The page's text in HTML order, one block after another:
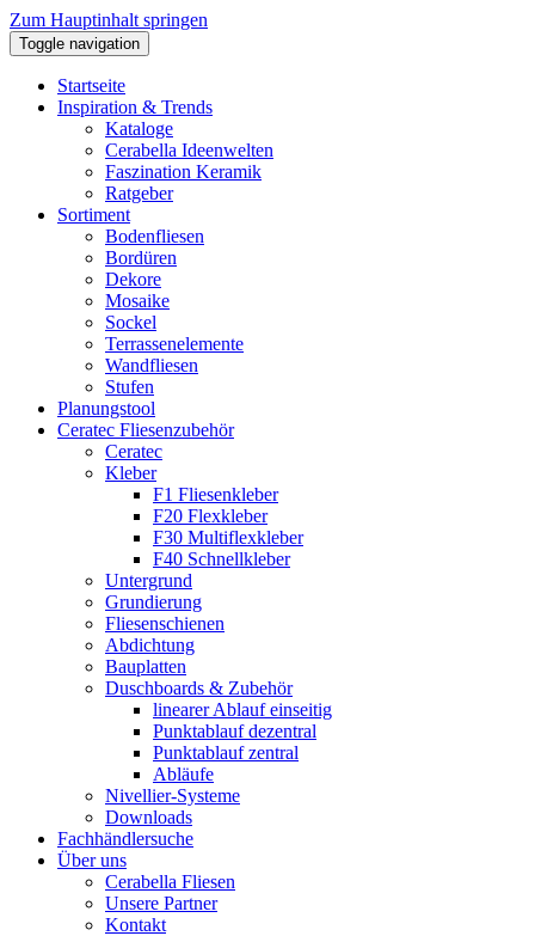
Zum Hauptinhalt springen
Toggle navigation
Startseite
Inspiration & Trends
Kataloge
Cerabella Ideenwelten
Faszination Keramik
Ratgeber
Sortiment
Bodenfliesen
Bordüren
Dekore
Mosaike
Sockel
Terrassenelemente
Wandfliesen
Stufen
Planungstool
Ceratec Fliesenzubehör
Ceratec
Kleber
F1 Fliesenkleber
F20 Flexkleber
F30 Multiflexkleber
F40 Schnellkleber
Untergrund
Grundierung
Fliesenschienen
Abdichtung
Bauplatten
Duschboards & Zubehör
linearer Ablauf einseitig
Punktablauf dezentral
Punktablauf zentral
Abläufe
Nivellier-Systeme
Downloads
Fachhändlersuche
Über uns
Cerabella Fliesen
Unsere Partner
Kontakt